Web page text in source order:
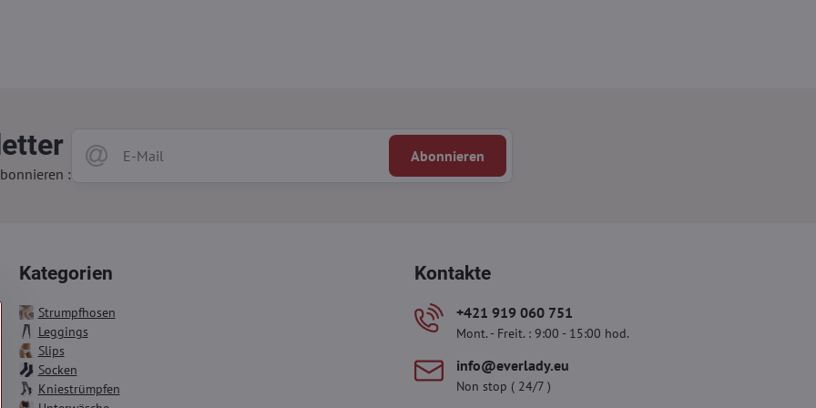
:
Abonnieren
Kategorien
Strumpfhosen
Leggings
Slips
Socken
Kniestrümpfen
Kontakte
+421 919 060 751
Mont. - Freit. : 9:00 - 15:00 hod.
info​​@everlady​​.eu
Non stop ( 24/7 )